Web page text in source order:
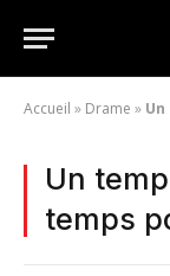
Accueil » Drame »
Un
temps